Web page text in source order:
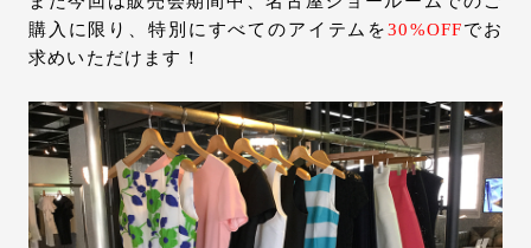
購入に限り、特別にすべてのアイテムを30%OFFでお
求めいただけます！